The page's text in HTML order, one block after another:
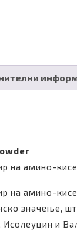
на амино-
на амино-
значење,
и